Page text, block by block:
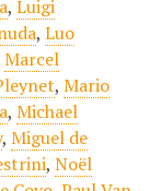
, Luigi
, Luo
Marcel
, Mario
, Michael
, Miguel de
, Noël